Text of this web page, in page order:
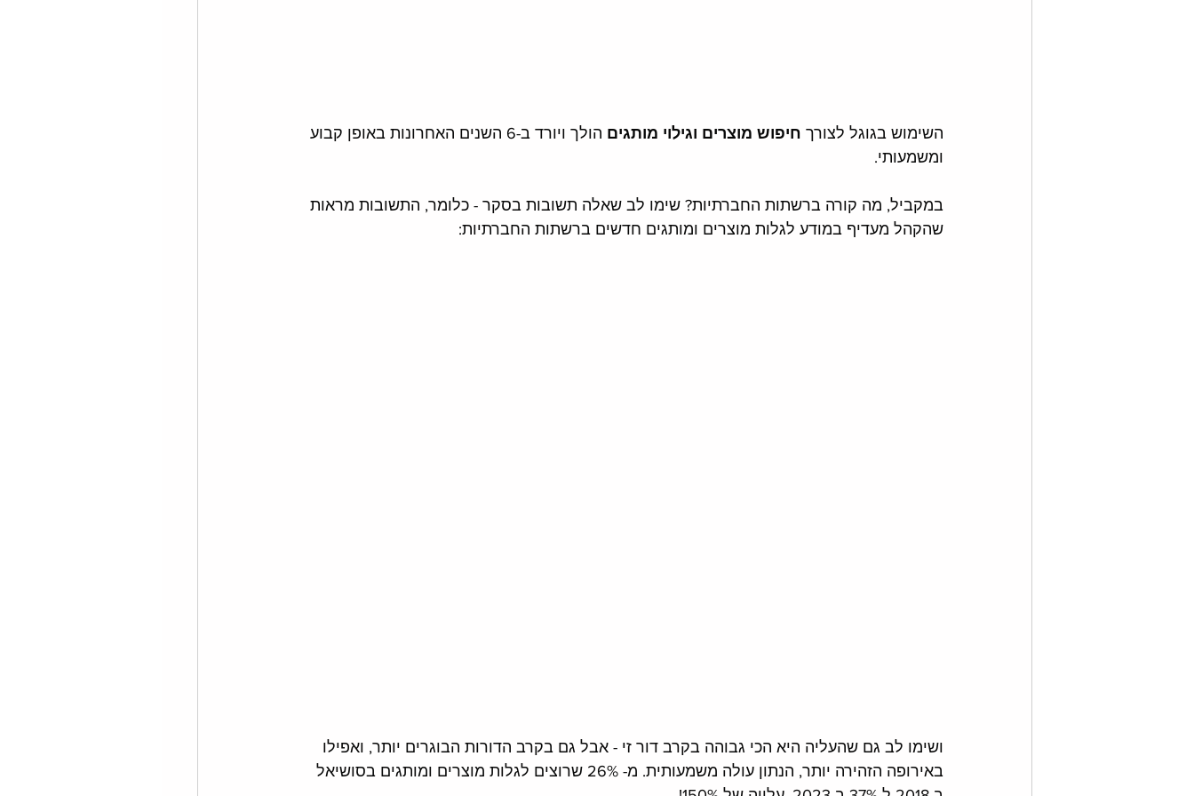
השימוש בגוגל לצורך חיפוש מוצרים וגילוי מותגים
הולך ויורד ב-6 השנים האחרונות באופן קבוע
ומשמעותי.
במקביל, מה קורה ברשתות החברתיות? שימו לב שאלה תשובות בסקר - כלומר, התשובות מראות
שהקהל מעדיף במודע לגלות מוצרים ומותגים חדשים ברשתות החברתיות:
ושימו לב גם שהעליה היא הכי גבוהה בקרב דור זי - אבל גם בקרב הדורות הבוגרים יותר, ואפילו
באירופה הזהירה יותר, הנתון עולה משמעותית. מ- 26% שרוצים לגלות מוצרים ומותגים בסושיאל